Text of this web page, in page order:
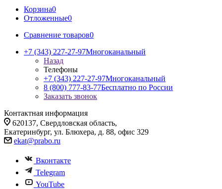
Корзина0
Отложенные0
Сравнение товаров0
+7 (343) 227-27-97Многоканальный
Назад
Телефоны
+7 (343) 227-27-97Многоканальный
8 (800) 777-83-77Бесплатно по России
Заказать звонок
Контактная информация
620137, Свердловская область,
Екатеринбург, ул. Блюхера, д. 88, офис 329
ekat@prabo.ru
Вконтакте
Telegram
YouTube